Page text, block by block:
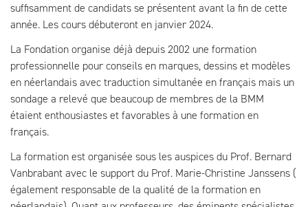
suffisamment de candidats se présentent avant la fin de cette
année. Les cours débuteront en janvier 2024.
La Fondation organise déjà depuis 2002 une formation
professionnelle pour conseils en marques, dessins et modèles
en néerlandais avec traduction simultanée en français mais un
sondage a relevé que beaucoup de membres de la BMM
étaient enthousiastes et favorables à une formation en
français.
La formation est organisée sous les auspices du Prof. Bernard
Vanbrabant avec le support du Prof. Marie-Christine Janssens (
également responsable de la qualité de la formation en